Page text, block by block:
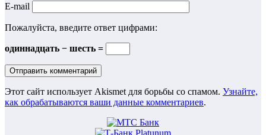
E-mail
Пожалуйста, введите ответ цифрами:
одиннадцать − шесть =
Этот сайт использует Akismet для борьбы со спамом. Узнайте,
как обрабатываются ваши данные комментариев.